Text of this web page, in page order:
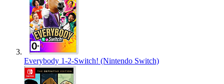
Everybody 1-2-Switch! (Nintendo Switch)